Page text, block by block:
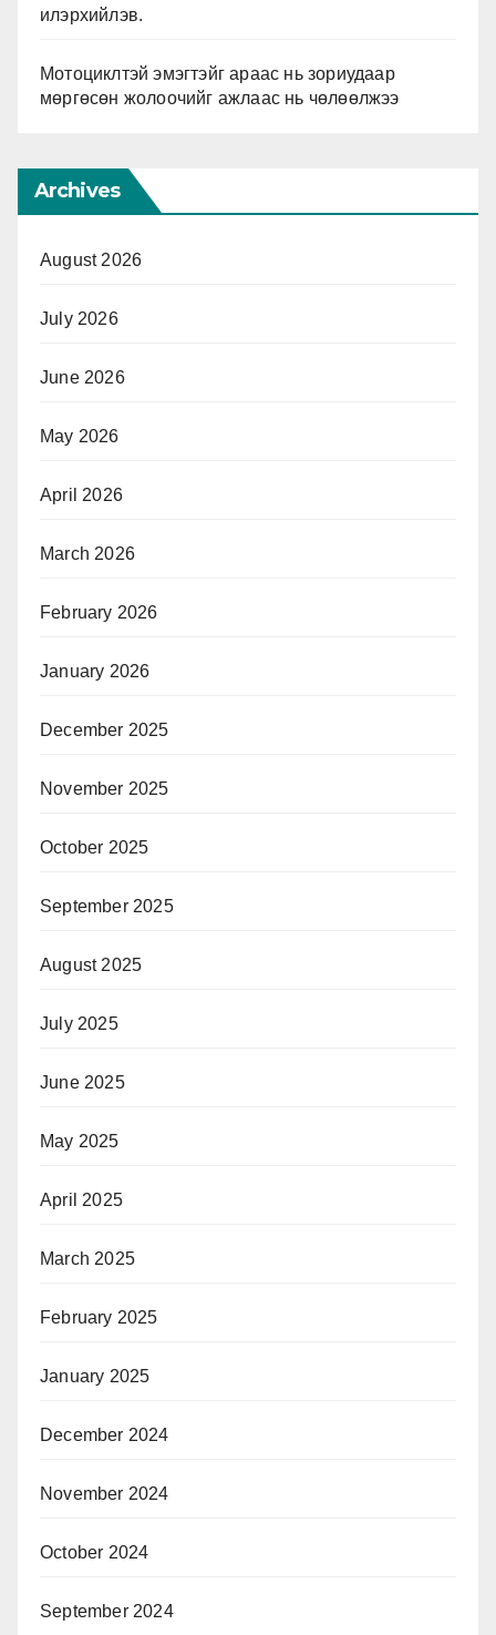
илэрхийлэв.
Мотоциклтэй эмэгтэйг араас нь зориудаар
мөргөсөн жолоочийг ажлаас нь чөлөөлжээ
Archives
August 2026
July 2026
June 2026
May 2026
April 2026
March 2026
February 2026
January 2026
December 2025
November 2025
October 2025
September 2025
August 2025
July 2025
June 2025
May 2025
April 2025
March 2025
February 2025
January 2025
December 2024
November 2024
October 2024
September 2024